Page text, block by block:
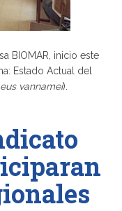
BIOMAR, inicio este
Estado Actual del
vannamei).